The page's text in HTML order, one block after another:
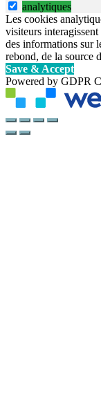
analytiques
Les cookies
visiteurs
des informations sur
rebond, de la source
Save & Accept
Powered by GDPR